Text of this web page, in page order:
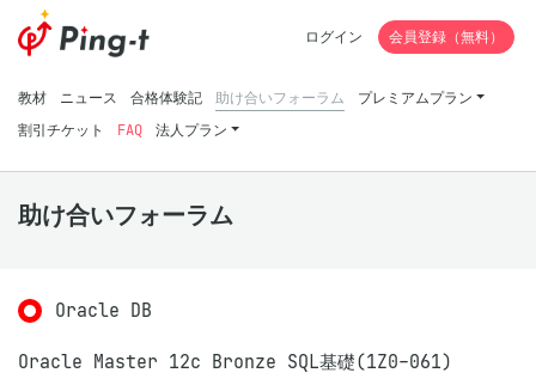
教材 ニュース 合格体験記 助け合いフォーラム
プレミアムプラン
割引チケット
FAQ 法人プラン
ログイン 会員登録（無料）
助け合いフォーラム
Oracle DB
Oracle Master 12c Bronze SQL基礎(1Z0-061)